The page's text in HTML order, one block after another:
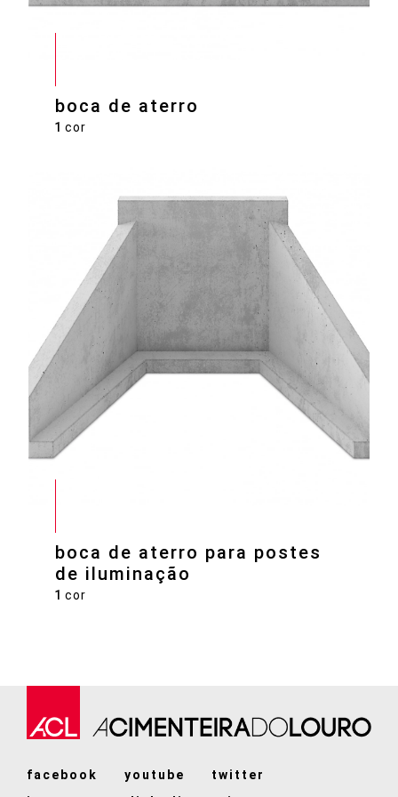
boca de aterro
1 cor
boca de aterro para postes
de iluminação
1 cor
facebook youtube
twitter